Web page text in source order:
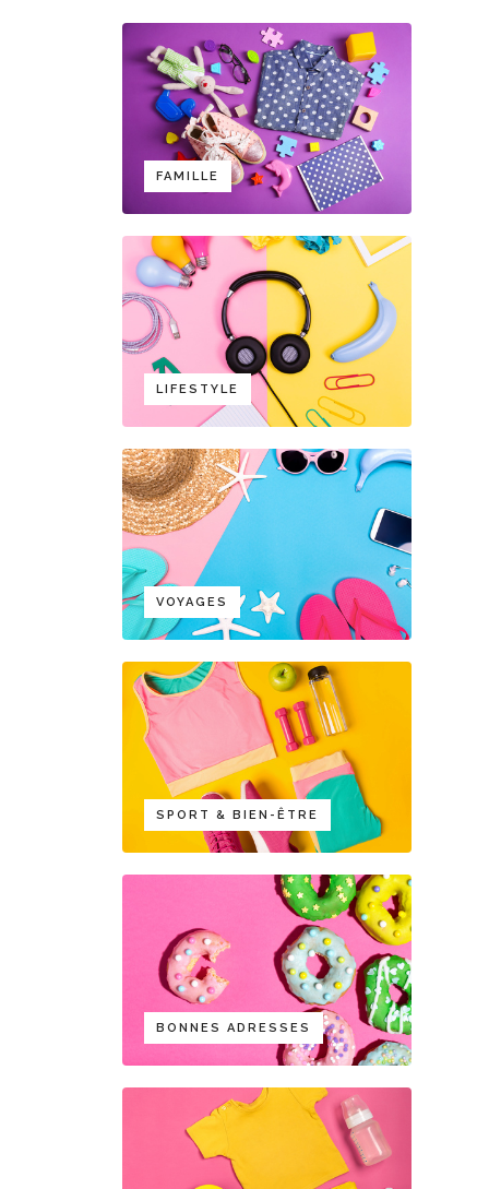
FAMILLE
LIFESTYLE
VOYAGES
SPORT & BIEN-ÊTRE
BONNES ADRESSES